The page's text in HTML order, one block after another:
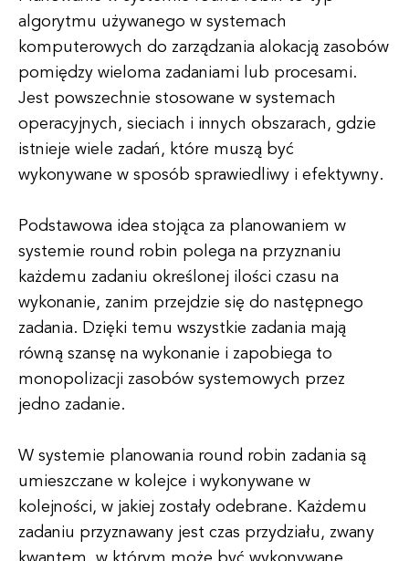
algorytmu używanego w systemach
komputerowych do zarządzania alokacją zasobów
pomiędzy wieloma zadaniami lub procesami.
Jest powszechnie stosowane w systemach
operacyjnych, sieciach i innych obszarach, gdzie
istnieje wiele zadań, które muszą być
wykonywane w sposób sprawiedliwy i efektywny.
Podstawowa idea stojąca za planowaniem w
systemie round robin polega na przyznaniu
każdemu zadaniu określonej ilości czasu na
wykonanie, zanim przejdzie się do następnego
zadania. Dzięki temu wszystkie zadania mają
równą szansę na wykonanie i zapobiega to
monopolizacji zasobów systemowych przez
jedno zadanie.
W systemie planowania round robin zadania są
umieszczane w kolejce i wykonywane w
kolejności, w jakiej zostały odebrane. Każdemu
zadaniu przyznawany jest czas przydziału, zwany